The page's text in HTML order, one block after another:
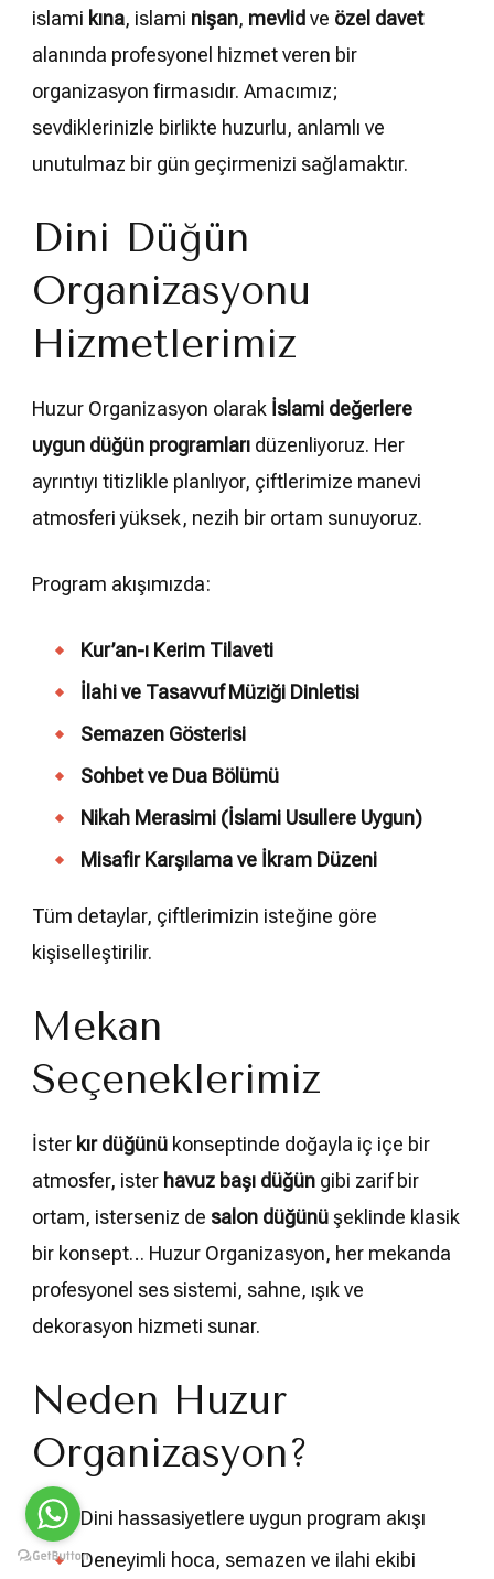
islami kına, islami nişan, mevlidve özel davet
alanında profesyonel hizmet veren bir
organizasyon firmasıdır. Amacımız;
sevdiklerinizle birlikte huzurlu, anlamlı ve
unutulmaz bir gün geçirmenizi sağlamaktır.
Dini Düğün
Organizasyonu
Hizmetlerimiz
Huzur Organizasyon olarak İslami değerlere
uygun düğün programları düzenliyoruz. Her
ayrıntıyı titizlikle planlıyor, çiftlerimize manevi
atmosferi yüksek, nezih bir ortam sunuyoruz.
Program akışımızda:
Kur’an-ı Kerim Tilaveti
İlahi ve Tasavvuf Müziği Dinletisi
Semazen Gösterisi
Sohbet ve Dua Bölümü
Nikah Merasimi (İslami Usullere Uygun)
Misafir Karşılama ve İkram Düzeni
Tüm detaylar, çiftlerimizin isteğine göre
kişiselleştirilir.
Mekan
Seçeneklerimiz
İster kır düğünü konseptinde doğayla iç içe bir
atmosfer, ister havuz başı düğün gibi zarif bir
ortam, isterseniz de salon düğünüşeklinde klasik
bir konsept… Huzur Organizasyon, her mekanda
profesyonel ses sistemi, sahne, ışık ve
dekorasyon hizmeti sunar.
Neden Huzur
Organizasyon?
Dini hassasiyetlere uygun program akışı
Deneyimli hoca, semazen ve ilahi ekibi